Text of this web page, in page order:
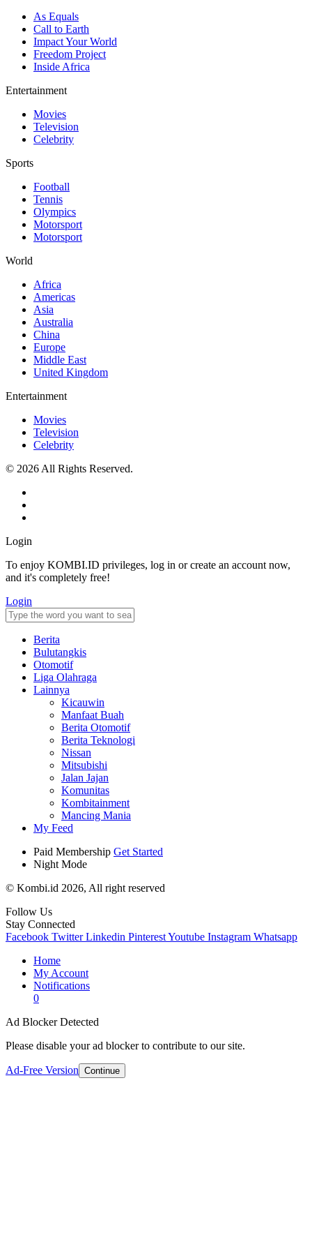
As Equals
Call to Earth
Impact Your World
Freedom Project
Inside Africa
Entertainment
Movies
Television
Celebrity
Sports
Football
Tennis
Olympics
Motorsport
Motorsport
World
Africa
Americas
Asia
Australia
China
Europe
Middle East
United Kingdom
Entertainment
Movies
Television
Celebrity
© 2026 All Rights Reserved.
Login
To enjoy KOMBI.ID privileges, log in or create an account now,
and it's completely free!
Login
Berita
Bulutangkis
Otomotif
Liga Olahraga
Lainnya
Kicauwin
Manfaat Buah
Berita Otomotif
Berita Teknologi
Nissan
Mitsubishi
Jalan Jajan
Komunitas
Kombitainment
Mancing Mania
My Feed
Paid Membership Get Started
Night Mode
© Kombi.id 2026, All right reserved
Follow Us
Stay Connected
Facebook Twitter Linkedin PinterestYoutube Instagram Whatsapp
Home
My Account
Notifications
0
Ad Blocker Detected
Please disable your ad blocker to contribute to our site.
Ad-Free Version Continue